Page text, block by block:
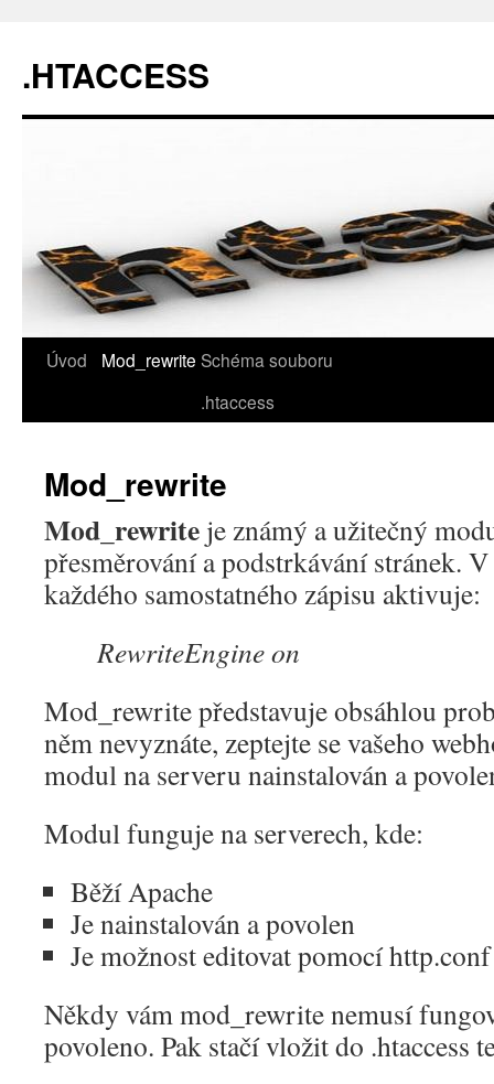
.HTACCESS
Úvod Mod_rewrite Schéma souboru
.htaccess
Mod_rewrite
Mod_rewrite je známý a užitečný
přesměrování a podstrkávání stránek.
každého samostatného zápisu aktivuje:
RewriteEngine on
Mod_rewrite představuje obsáhlou
něm nevyznáte, zeptejte se vašeho
modul na serveru nainstalován a
Modul funguje na serverech, kde:
Běží Apache
Je nainstalován a povolen
Je možnost editovat pomocí
Někdy vám mod_rewrite nemusí
povoleno. Pak stačí vložit do .htaccess